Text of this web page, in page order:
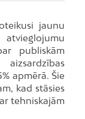
jaunu
publiskām
apmērā. Šie
kad stāsies
tehniskajām